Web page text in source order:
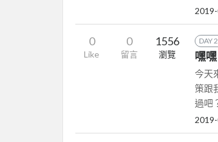
0
Like
0
留言
1556
瀏覽
DAY
嘿
今天
策跟
過吧